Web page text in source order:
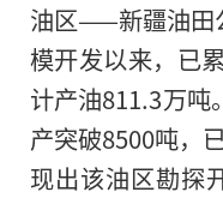
油区——新疆油田
模开发以来，已
计产油811.3万吨
产突破8500吨，
现出该油区勘探